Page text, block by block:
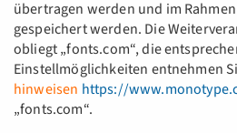
übertragen werden und im
gespeichert werden. Die
obliegt „fonts.com“, die
Einstellmöglichkeiten entnehmen
hinweisen https://
„fonts.com“.